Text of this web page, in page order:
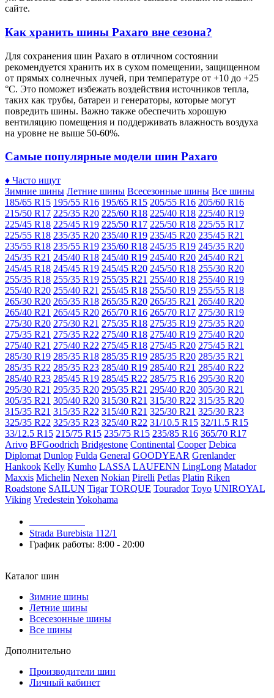
сайте.
Как хранить шины Paxaro вне сезона?
Для сохранения шин Paxaro в отличном состоянии
рекомендуется хранить их в сухом помещении, защищенном
от прямых солнечных лучей, при температуре от +10 до +25
°С. Это поможет избежать воздействия источников тепла,
таких как трубы, батареи и генераторы, которые могут
повредить шины. Важно также обеспечить хорошую
вентиляцию помещения и поддерживать влажность воздуха
на уровне не выше 50-60%.
Самые популярные модели шин Paxaro
♦ Часто ищут
Зимние шины Летние шины Всесезонные шины Все шины
185/65 R15 195/55 R16 195/65 R15 205/55 R16 205/60 R16
215/50 R17 225/35 R20 225/60 R18 225/40 R18 225/40 R19
225/45 R18 225/45 R19 225/50 R17 225/50 R18 225/55 R17
225/55 R18 235/35 R20 235/40 R19 235/45 R20 235/45 R21
235/55 R18 235/55 R19 235/60 R18 245/35 R19 245/35 R20
245/35 R21 245/40 R18 245/40 R19 245/40 R20 245/40 R21
245/45 R18 245/45 R19 245/45 R20 245/50 R18 255/30 R20
255/35 R18 255/35 R19 255/35 R21 255/40 R18 255/40 R19
255/40 R20 255/40 R21 255/45 R18 255/50 R19 255/55 R18
265/30 R20 265/35 R18 265/35 R20 265/35 R21 265/40 R20
265/40 R21 265/45 R20 265/70 R16 265/70 R17 275/30 R19
275/30 R20 275/30 R21 275/35 R18 275/35 R19 275/35 R20
275/35 R21 275/35 R22 275/40 R18 275/40 R19 275/40 R20
275/40 R21 275/40 R22 275/45 R18 275/45 R20 275/45 R21
285/30 R19 285/35 R18 285/35 R19 285/35 R20 285/35 R21
285/35 R22 285/35 R23 285/40 R19 285/40 R21 285/40 R22
285/40 R23 285/45 R19 285/45 R22 285/75 R16 295/30 R20
295/30 R21 295/35 R20 295/35 R21 295/40 R20 305/30 R21
305/35 R21 305/40 R20 315/30 R21 315/30 R22 315/35 R20
315/35 R21 315/35 R22 315/40 R21 325/30 R21 325/30 R23
325/35 R22 325/35 R23 325/40 R22 31/10.5 R15 32/11.5 R15
33/12.5 R15 215/75 R15 235/75 R15 235/85 R16 365/70 R17
Arivo BFGoodrich Bridgestone Continental Cooper Debica
Diplomat Dunlop Fulda General GOODYEAR Grenlander
Hankook Kelly Kumho LASSA LAUFENN LingLong Matador
Maxxis Michelin Nexen Nokian Pirelli Petlas Platin Riken
Roadstone SAILUN Tigar TORQUE Tourador Toyo UNIROYAL
Viking Vredestein Yokohama
Strada Burebista 112/1
График работы: 8:00 - 20:00
Каталог шин
Зимние шины
Летние шины
Всесезонные шины
Все шины
Дополнительно
Производители шин
Личный кабинет